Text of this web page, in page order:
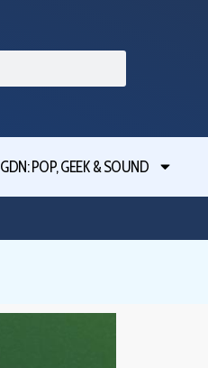
GDN: POP, GEEK & SOUND